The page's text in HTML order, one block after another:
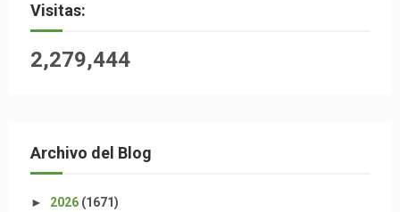
Visitas:
2,279,444
Archivo del Blog
► 2026 (1671)